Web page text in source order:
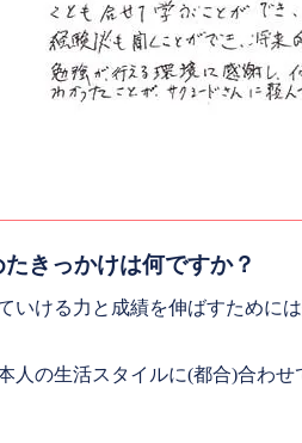
きっかけは何ですか？
いける力と成績を伸ばすために
人の生活スタイルに(都合)合わ